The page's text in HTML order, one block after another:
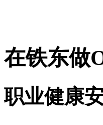
在铁东做
职业健康